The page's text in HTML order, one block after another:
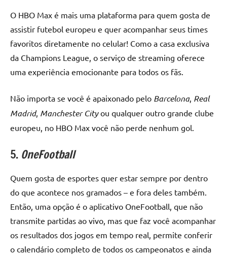
O HBO Max é mais uma plataforma para quem gosta de
assistir futebol europeu e quer acompanhar seus times
favoritos diretamente no celular! Como a casa exclusiva
da Champions League, o serviço de streaming oferece
uma experiência emocionante para todos os fãs.
Não importa se você é apaixonado pelo Barcelona, Real
Madrid, Manchester Cityou qualquer outro grande clube
europeu, no HBO Max você não perde nenhum gol.
5. OneFootball
Quem gosta de esportes quer estar sempre por dentro
do que acontece nos gramados – e fora deles também.
Então, uma opção é o aplicativo OneFootball, que não
transmite partidas ao vivo, mas que faz você acompanhar
os resultados dos jogos em tempo real, permite conferir
o calendário completo de todos os campeonatos e ainda